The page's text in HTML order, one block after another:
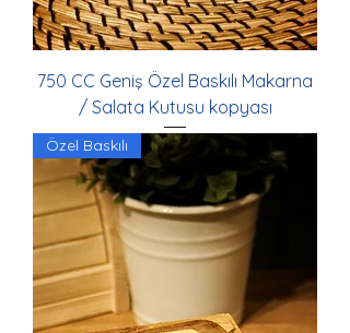
750 CC Geniş Özel Baskılı Makarna
/ Salata Kutusu kopyası
Özel Baskılı